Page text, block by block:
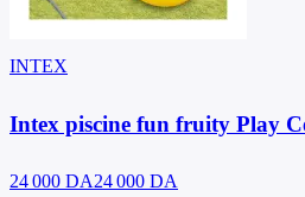
INTEX
Intex piscine fun fruity Play
24 000 DA24 000 DA